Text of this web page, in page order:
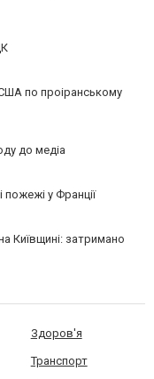
по проіранському
до медіа
у Франції
Київщині: затримано
Здоров'я
Транспорт